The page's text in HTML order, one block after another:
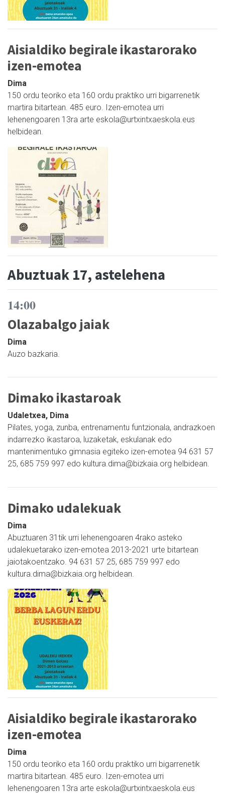
Aisialdiko begirale ikastarorako
izen-emotea
Dima
150 ordu teoriko eta 160 ordu praktiko urri bigarrenetik
martira bitartean. 485 euro. Izen-emotea urri
lehenengoaren 13ra arte eskola@urtxintxaeskola.eus
helbidean.
Abuztuak 17, astelehena
14:00
Olazabalgo jaiak
Dima
Auzo bazkaria.
Dimako ikastaroak
Udaletxea, Dima
Pilates, yoga, zunba, entrenamentu funtzionala, andrazkoen
indarrezko ikastaroa, luzaketak, eskulanak edo
mantenimentuko gimnasia egiteko izen-emotea 94 631 57
25, 685 759 997 edo kultura.dima@bizkaia.org helbidean.
Dimako udalekuak
Dima
Abuztuaren 31tik urri lehenengoaren 4rako asteko
udalekuetarako izen-emotea 2013-2021 urte bitartean
jaiotakoentzako. 94 631 57 25, 685 759 997 edo
kultura.dima@bizkaia.org helbidean.
Aisialdiko begirale ikastarorako
izen-emotea
Dima
150 ordu teoriko eta 160 ordu praktiko urri bigarrenetik
martira bitartean. 485 euro. Izen-emotea urri
lehenengoaren 13ra arte eskola@urtxintxaeskola.eus